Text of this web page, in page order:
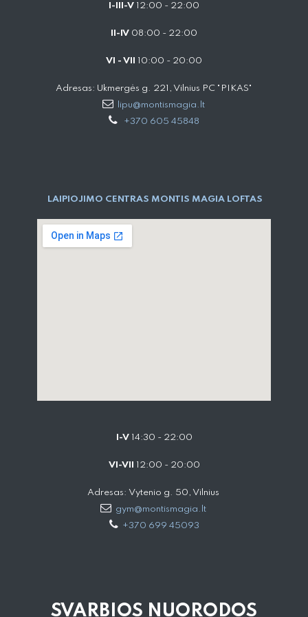
I-III-V 12:00 - 22:00
II-IV 08:00 - 22:00
VI - VII 10:00 - 20:00
Adresas: Ukmergės g. 221, Vilnius PC "PIKAS"
lipu@montismagia.lt
+370 605 45848
LAIPIOJIMO CENTRAS MONTIS MAGIA LOFTAS
I-V14:30 - 22:00
VI-VII 12:00 - 20:00
Adresas: Vytenio g. 50, Vilnius
gym@montismagia.lt
+370 699 45093
SVARBIOS NUORODOS